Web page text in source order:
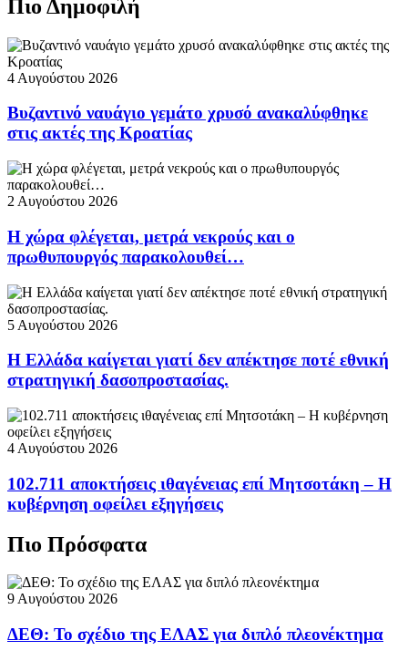
Πιο Δημοφιλή
4 Αυγούστου 2026
Βυζαντινό ναυάγιο γεμάτο χρυσό ανακαλύφθηκε
στις ακτές της Κροατίας
2 Αυγούστου 2026
Η χώρα φλέγεται, μετρά νεκρούς και ο
πρωθυπουργός παρακολουθεί…
5 Αυγούστου 2026
Η Ελλάδα καίγεται γιατί δεν απέκτησε ποτέ εθνική
στρατηγική δασοπροστασίας.
4 Αυγούστου 2026
102.711 αποκτήσεις ιθαγένειας επί Μητσοτάκη – Η
κυβέρνηση οφείλει εξηγήσεις
Πιο Πρόσφατα
9 Αυγούστου 2026
ΔΕΘ: Το σχέδιο της ΕΛΑΣ για διπλό πλεονέκτημα